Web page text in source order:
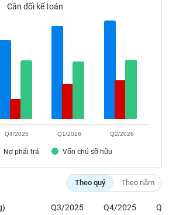
Cân đối kế toán
Nợ phải trả Vốn chủ sỡ hữu
Q4/2025 Q1/2026 Q2/2026
Theo quý Theo năm
Q3/2025 Q4/2025